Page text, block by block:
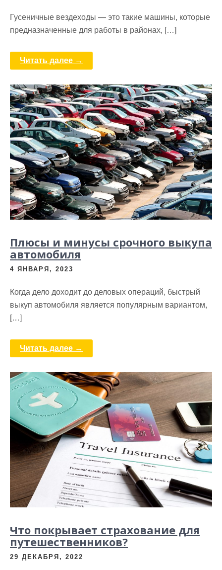
Гусеничные вездеходы — это такие машины, которые
предназначенные для работы в районах, […]
Читать далее →
Плюсы и минусы срочного выкупа
автомобиля
4 ЯНВАРЯ, 2023
Когда дело доходит до деловых операций, быстрый
выкуп автомобиля является популярным вариантом,
[…]
Читать далее →
Что покрывает страхование для
путешественников?
29 ДЕКАБРЯ, 2022